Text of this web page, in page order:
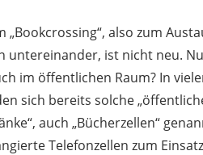
„Bookcrossing“, also zum
untereinander, ist nicht neu.
im öffentlichen Raum? In
sich bereits solche
auch „Bücherzellen“
Telefonzellen zum Einsatz